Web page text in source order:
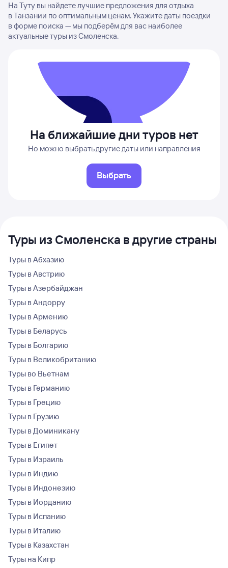
На Туту вы найдете лучшие предложения для отдыха
в Танзании по оптимальным ценам. Укажите даты поездки
в форме поиска — мы подберём для вас наиболее
актуальные туры из Смоленска.
На ближайшие дни туров нет
Но можно выбрать другие даты или направления
Выбрать
Туры из Смоленска в другие страны
Туры в Абхазию
Туры в Австрию
Туры в Азербайджан
Туры в Андорру
Туры в Армению
Туры в Беларусь
Туры в Болгарию
Туры в Великобританию
Туры во Вьетнам
Туры в Германию
Туры в Грецию
Туры в Грузию
Туры в Доминикану
Туры в Египет
Туры в Израиль
Туры в Индию
Туры в Индонезию
Туры в Иорданию
Туры в Испанию
Туры в Италию
Туры в Казахстан
Туры на Кипр